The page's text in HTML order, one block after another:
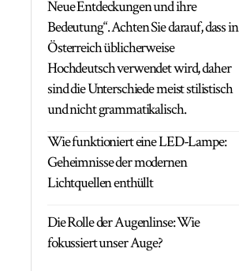
Neue Entdeckungen und ihre
Bedeutung“. Achten Sie darauf, dass in
Österreich üblicherweise
Hochdeutsch verwendet wird, daher
sind die Unterschiede meist stilistisch
und nicht grammatikalisch.
Wie funktioniert eine LED-Lampe:
Geheimnisse der modernen
Lichtquellen enthüllt
Die Rolle der Augenlinse: Wie
fokussiert unser Auge?